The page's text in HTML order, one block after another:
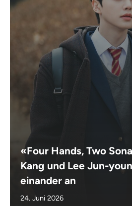
«Four Hands, Two
Kang und Lee Jun-
einander an
24. Juni 2026